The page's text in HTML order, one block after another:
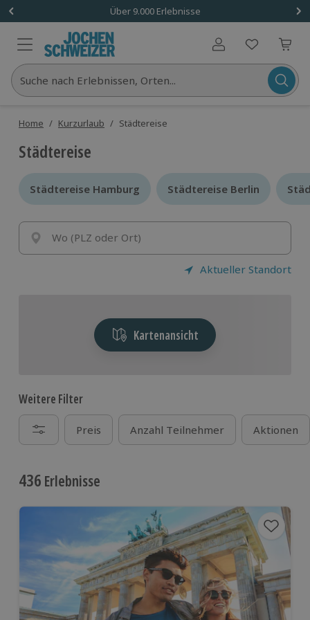
Über 9.000 Erlebnisse
Benutzerkonto
Suche nach Erlebnissen, Orten...
Home / Kurzurlaub / Städtereise
Städtereise
Städtereise Hamburg
Städtereise Hamburg Städtereise Berlin
Städtereise Berlin
Wo (PLZ oder Ort)
Aktueller Standort
Kartenansicht
Weitere Filter
Preis Anzahl Teilnehmer Aktionen
436 Erlebnisse